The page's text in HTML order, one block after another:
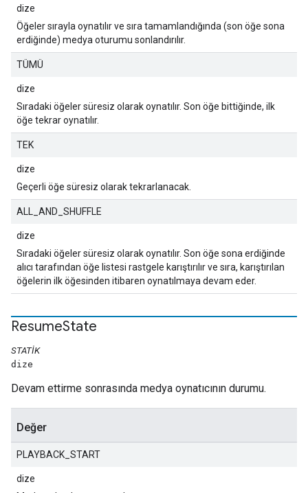
dize
Öğeler sırayla oynatılır ve sıra tamamlandığında (son öğe sona
erdiğinde) medya oturumu sonlandırılır.
TÜMÜ
dize
Sıradaki öğeler süresiz olarak oynatılır. Son öğe bittiğinde, ilk
öğe tekrar oynatılır.
TEK
dize
Geçerli öğe süresiz olarak tekrarlanacak.
ALL_AND_SHUFFLE
dize
Sıradaki öğeler süresiz olarak oynatılır. Son öğe sona erdiğinde
alıcı tarafından öğe listesi rastgele karıştırılır ve sıra, karıştırılan
öğelerin ilk öğesinden itibaren oynatılmaya devam eder.
ResumeState
STATIK
dize
Devam ettirme sonrasında medya oynatıcının durumu.
Değer
PLAYBACK_START
dize